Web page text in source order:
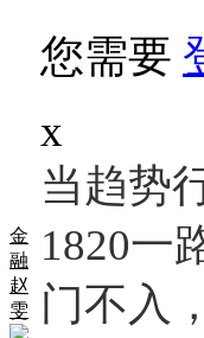
金
融
赵
雯
您需要
x
当趋势
1820一
门不入